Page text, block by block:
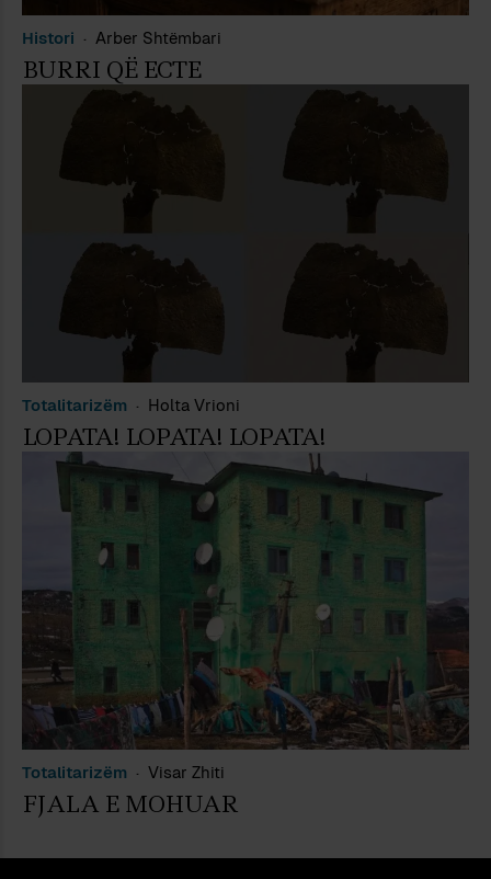
Histori Arber Shtëmbari
BURRI QË ECTE
Totalitarizëm Holta Vrioni
LOPATA! LOPATA! LOPATA!
Totalitarizëm Visar Zhiti
FJALA E MOHUAR